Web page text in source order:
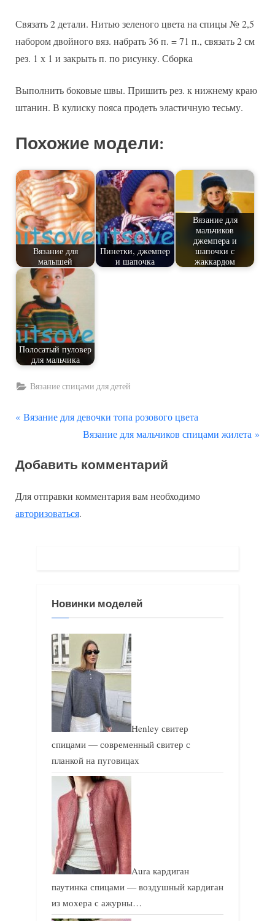
Связать 2 детали. Нитью зеленого цвета на спицы № 2,5
набором двойного вяз. набрать 36 п. = 71 п., связать 2 см
рез. 1 х 1 и закрыть п. по рисунку. Сборка
Выполнить боковые швы. Пришить рез. к нижнему краю
штанин. В кулиску пояса продеть эластичную тесьму.
Похожие модели:
Вязание для
малышей
Пинетки, джемпер
и шапочка
Вязание для
мальчиков
джемпера и
шапочки с
жаккардом
Полосатый пуловер
для мальчика
Вязание спицами для детей
Навигация
записям
П
д
д
у
Вязание для девочки топа розового цвета
С
е
у
а
и
с
ь
Вязание для мальчиков спицами жилета
Добавить комментарий
Для отправки комментария вам необходимо
авторизоваться.
Новинки моделей
Henley свитер
спицами — современный свитер с
планкой на пуговицах
Aura кардиган
паутинка спицами — воздушный кардиган
из мохера с ажурны…